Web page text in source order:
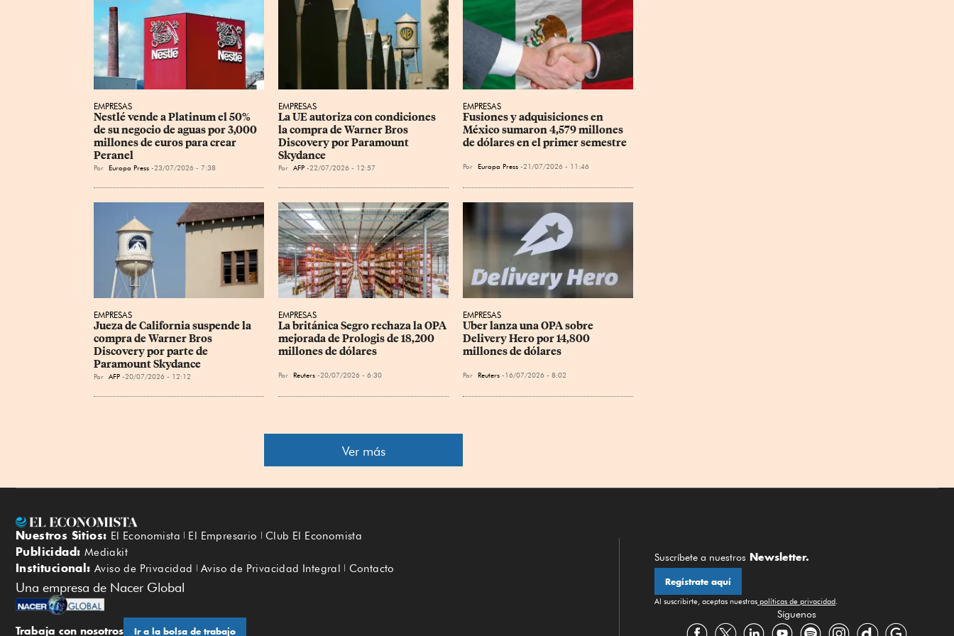
EMPRESAS
Nestlé vende a Platinum el 50%
de su negocio de aguas por 3,000
millones de euros para crear
Peranel
Por Europa Press 23/07/2026 - 7:38
EMPRESAS
La UE autoriza con condiciones
la compra de Warner Bros
Discovery por Paramount
Skydance
Por AFP 22/07/2026 - 12:57
EMPRESAS
Fusiones y adquisiciones en
México sumaron 4,579 millones
de dólares en el primer semestre
Por Europa Press 21/07/2026 - 11:46
EMPRESAS
Jueza de California suspende la
compra de Warner Bros
Discovery por parte de
Paramount Skydance
Por AFP 20/07/2026 - 12:12
EMPRESAS
La británica Segro rechaza la OPA
mejorada de Prologis de 18,200
millones de dólares
Por Reuters 20/07/2026 - 6:30
EMPRESAS
Uber lanza una OPA sobre
Delivery Hero por 14,800
millones de dólares
Por Reuters 16/07/2026 - 8:02
Ver más
Nuestros Sitios: El Economista El Empresario Club El Economista
Publicidad: Mediakit
Institucional: Aviso de Privacidad Aviso de Privacidad Integral Contacto
Una empresa de Nacer Global
Trabaja con nosotros Ir a la bolsa de trabajo
Suscríbete a nuestros Newsletter.
Regístrate aquí
Al suscribirte, aceptas nuestras políticas de privacidad
Síguenos